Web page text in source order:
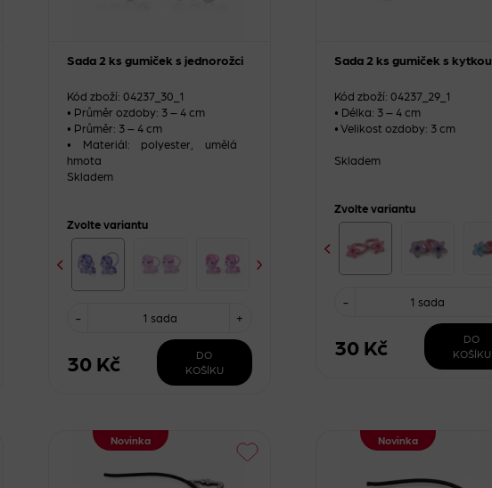
Sada 2 ks gumiček s jednorožci
Kód zboží: 04237_30_1
• Průměr ozdoby: 3 – 4 cm
• Průměr: 3 – 4 cm
• Materiál: polyester, umělá
hmota
Skladem
Zvolte variantu
- +
1 sada
30 Kč
DO
KOŠÍKU
Sada 2 ks gumiček s kytkou
Kód zboží: 04237_29_1
• Délka: 3 – 4 cm
• Velikost ozdoby: 3 cm
Skladem
Zvolte variantu
- 1 sada
30 Kč
DO
KOŠÍKU
Novinka Novinka